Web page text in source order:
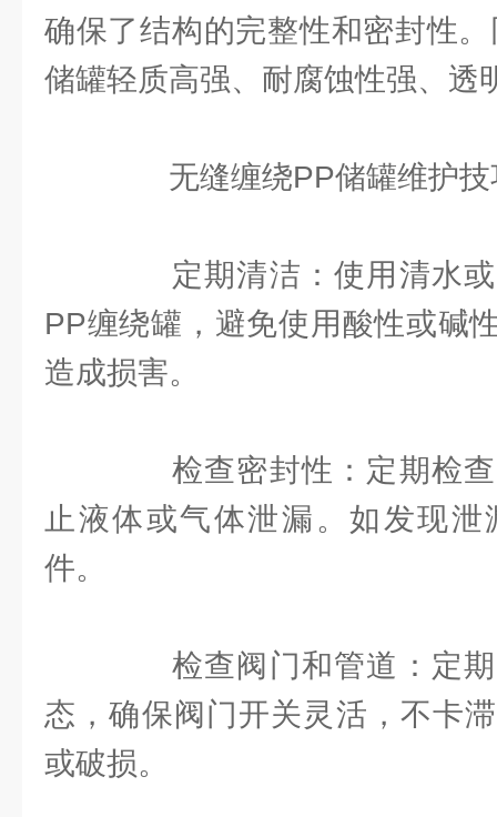
确保了结构的完整性和密封性
储罐轻质高强、耐腐蚀性强、透
无缝缠绕PP储罐维护技
定期清洁：使用清水或
PP缠绕罐，避免使用酸性或碱
造成损害。
检查密封性：定期检查
止液体或气体泄漏。如发现
件。
检查阀门和管道：定期
态，确保阀门开关灵活，不卡
或破损。